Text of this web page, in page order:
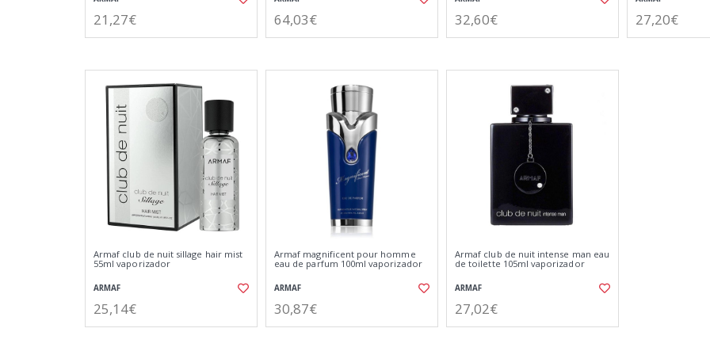
21,27€ 64,03€ 32,60€ 27,20€
Armaf club de nuit sillage hair mist
55ml vaporizador
ARMAF
25,14€
Armaf magnificent pour homme
eau de parfum 100ml vaporizador
ARMAF
30,87€
Armaf club de nuit intense man eau
de toilette 105ml vaporizador
ARMAF
27,02€